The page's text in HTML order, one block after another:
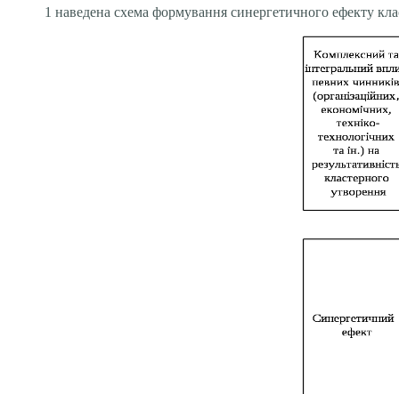
1 наведена схема формування синергетичного ефекту